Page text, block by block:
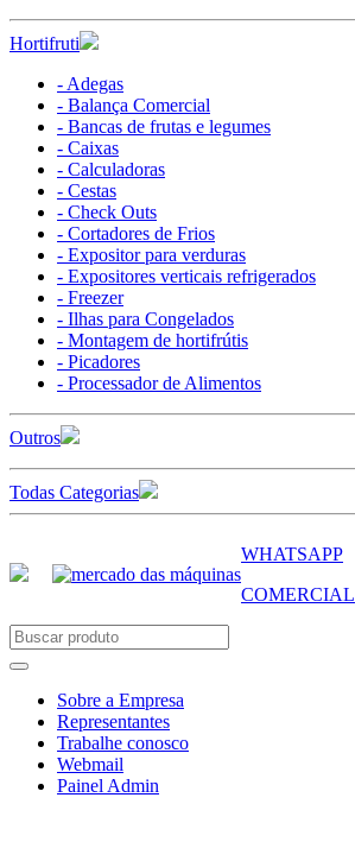
Hortifruti
- Adegas
- Balança Comercial
- Bancas de frutas e legumes
- Caixas
- Calculadoras
- Cestas
- Check Outs
- Cortadores de Frios
- Expositor para verduras
- Expositores verticais refrigerados
- Freezer
- Ilhas para Congelados
- Montagem de hortifrútis
- Picadores
- Processador de Alimentos
Outros
Todas Categorias
WHATSAPP
COMERCIAL
Sobre a Empresa
Representantes
Trabalhe conosco
Webmail
Painel Admin